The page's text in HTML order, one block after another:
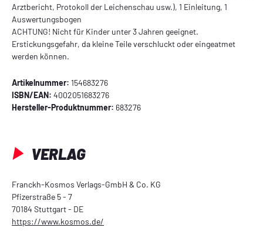
Arztbericht, Protokoll der Leichenschau usw.), 1 Einleitung, 1
Auswertungsbogen
ACHTUNG! Nicht für Kinder unter 3 Jahren geeignet.
Erstickungsgefahr, da kleine Teile verschluckt oder eingeatmet
werden können.
Artikelnummer: 154683276
ISBN/EAN: 4002051683276
Hersteller-Produktnummer: 683276
VERLAG
Franckh-Kosmos Verlags-GmbH & Co. KG
Pfizerstraße 5 - 7
70184 Stuttgart - DE
https://www.kosmos.de/